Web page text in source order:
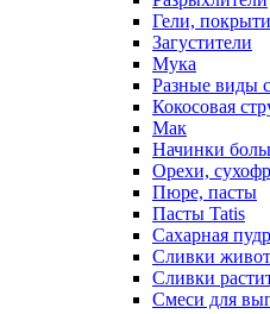
Гели,
Загустители
Мука
Разные виды
Кокосовая
Мак
Начинки
Орехи,
Пюре, пасты
Пасты Tatis
Сахарная
Сливки
Сливки
Смеси для